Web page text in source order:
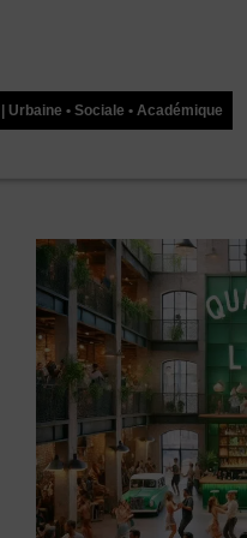
• Sociale • Académique